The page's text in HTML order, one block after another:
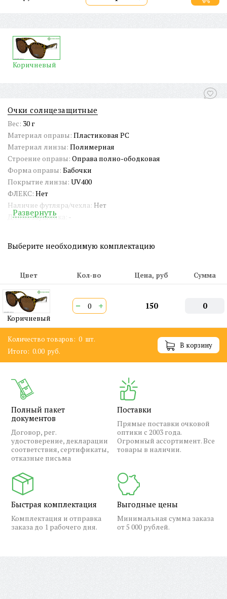
Коричневый
Очки солнцезащитные
Вес: 30 г
Материал оправы: Пластиковая PC
Материал линзы: Полимерная
Строение оправы: Оправа полно-ободковая
Форма оправы: Бабочки
Покрытие линзы: UV400
ФЛЕКС: Нет
Наличие футляра/чехла: Нет
Длина заушника: -
Страна происхождения:Китай
Двойная перекладина:Нет
ШтрихКод EAN-13:2000000410586
Развернуть
Выберите необходимую комплектацию
Цвет Кол-во Цена, руб Сумма
Коричневый
− + 150 0
Количество товаров: 0 шт.
Итого: 0.00 руб.
В корзину
Полный пакет
документов
Договор, рег.
удостоверение, декларации
соответствия, сертификаты,
отказные письма
Поставки
Прямые поставки очковой
оптики с 2003 года.
Огромный ассортимент. Все
товары в наличии.
Быстрая комплектация
Комплектация и отправка
заказа до 1 рабочего дня.
Выгодные цены
Минимальная сумма заказа
от 5 000 рублей.